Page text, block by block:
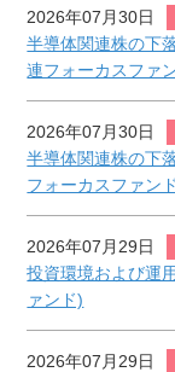
2026年07月30日
半導体関連株の下
連フォーカスファ
2026年07月30日
半導体関連株の下
フォーカスファン
2026年07月29日
投資環境および運
ァンド)
2026年07月29日